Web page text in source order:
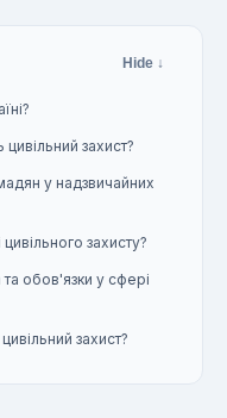
Hide ↓
захист?
у надзвичайних
захисту?
обов'язки у сфері
захист?